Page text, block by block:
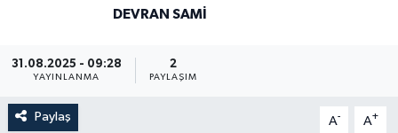
DEVRAN SAMI
31.08.2025 - 09:28
YAYINLANMA
2
PAYLAŞIM
Paylaş A- A+